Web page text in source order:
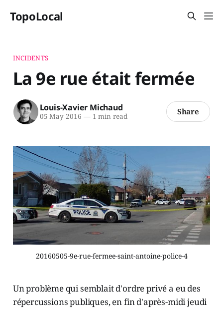
TopoLocal
INCIDENTS
La 9e rue était fermée
Louis-Xavier Michaud
05 May 2016 —1 min read Share
20160505-9e-rue-fermee-saint-antoine-police-4
Un problème qui semblait d'ordre privé a eu des
répercussions publiques, en fin d'après-midi jeudi